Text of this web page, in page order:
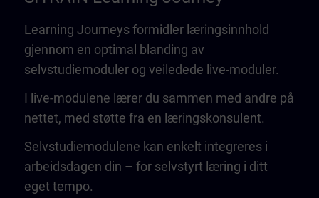
Learning Journeys formidler læringsinnhold
gjennom en optimal blanding av
selvstudiemoduler og veiledede live-moduler.
I live-modulene lærer du sammen med andre på
nettet, med støtte fra en læringskonsulent.
Selvstudiemodulene kan enkelt integreres i
arbeidsdagen din – for selvstyrt læring i ditt
eget tempo.